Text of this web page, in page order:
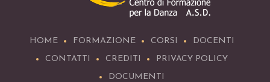
HOME FORMAZIONE CORSI
DOCENTI
CONTATTI
CREDITI
PRIVACY POLICY
DOCUMENTI